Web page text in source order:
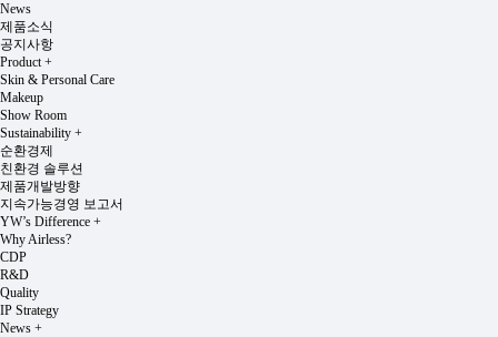
News
제품소식
공지사항
Product+
Skin & Personal Care
Makeup
Show Room
Sustainability +
순환경제
친환경 솔루션
제품개발방향
지속가능경영 보고서
YW’s Difference +
Why Airless?
CDP
R&D
Quality
IP Strategy
News +